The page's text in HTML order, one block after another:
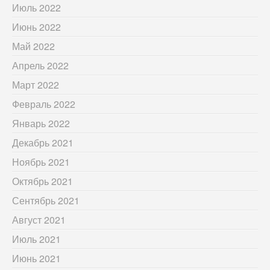
Июль 2022
Июнь 2022
Май 2022
Апрель 2022
Март 2022
Февраль 2022
Январь 2022
Декабрь 2021
Ноябрь 2021
Октябрь 2021
Сентябрь 2021
Август 2021
Июль 2021
Июнь 2021